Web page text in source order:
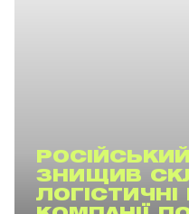
ЗНИЩИВ
ЛОГІСТИЧНІ